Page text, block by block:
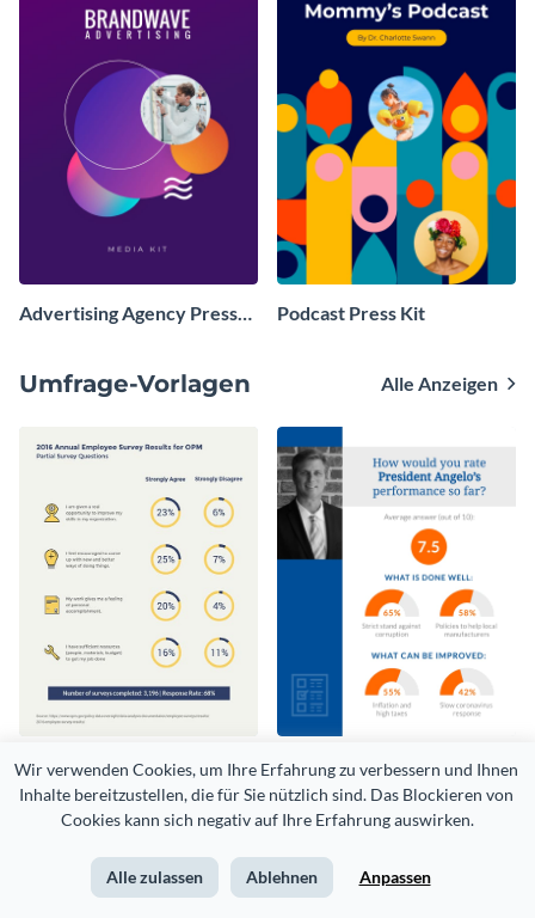
Wir verwenden Cookies, um Ihre Erfahrung zu verbessern und Ihnen
Inhalte bereitzustellen, die für Sie nützlich sind. Das Blockieren von
Cookies kann sich negativ auf Ihre Erfahrung auswirken.
Alle zulassen Ablehnen Anpassen
Advertising Agency Press
Podcast Press Kit
Umfrage-Vorlagen Alle Anzeigen
Annual Employee Survey
Results
Politics Survey Results